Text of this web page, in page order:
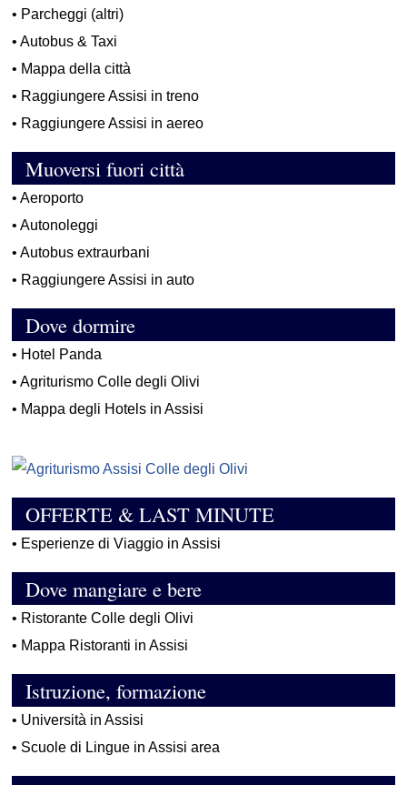
• Parcheggi (altri)
•Autobus & Taxi
• Mappa della città
• Raggiungere Assisi in treno
• Raggiungere Assisi in aereo
Muoversi fuori città
•Aeroporto
•Autonoleggi
•Autobus extraurbani
• Raggiungere Assisi in auto
Dove dormire
• Hotel Panda
•Agriturismo Colle degli Olivi
• Mappa degli Hotels in Assisi
OFFERTE & LAST MINUTE
• Esperienze di Viaggio in Assisi
Dove mangiare e bere
• Ristorante Colle degli Olivi
• Mappa Ristoranti in Assisi
Istruzione, formazione
• Università in Assisi
• Scuole di Lingue in Assisi area